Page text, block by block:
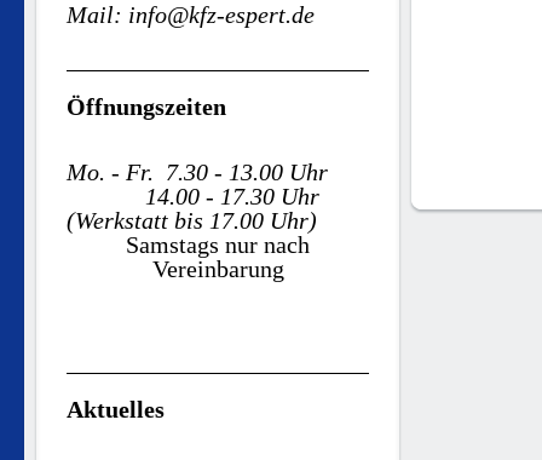
Mail: info@kfz-espert.de
Öffnungszeiten
Mo. - Fr. 7.30 - 13.00 Uhr
14.00 - 17.30 Uhr
(Werkstatt bis 17.00 Uhr)
Samstags nur nach
Vereinbarung
Aktuelles